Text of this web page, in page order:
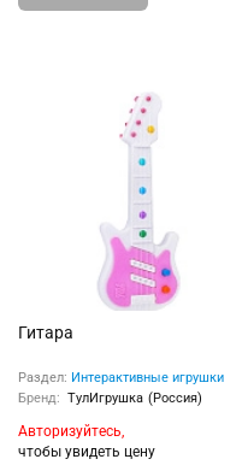
Гитара
Раздел: Интерактивные игрушки
Бренд: ТулИгрушка (Россия)
Авторизуйтесь,
чтобы увидеть цену